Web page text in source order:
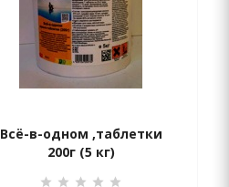
Всё-в-одном ,таблетки
200г (5 кг)